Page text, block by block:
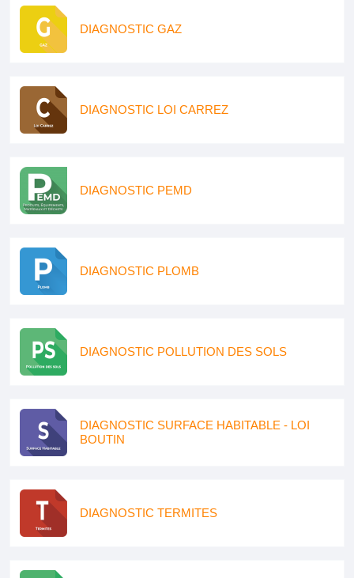
DIAGNOSTIC GAZ
DIAGNOSTIC LOI CARREZ
DIAGNOSTIC PEMD
DIAGNOSTIC PLOMB
DIAGNOSTIC POLLUTION DES SOLS
DIAGNOSTIC SURFACE HABITABLE - LOI
BOUTIN
DIAGNOSTIC TERMITES